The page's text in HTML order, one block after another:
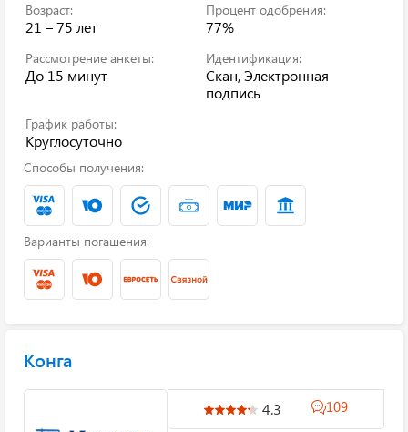
Возраст:
21 – 75 лет
Процент одобрения:
77%
Рассмотрение анкеты:
До 15 минут
Идентификация:
Скан, Электронная
подпись
График работы:
Круглосуточно
Способы получения:
Варианты погашения:
Конга
4.3 109